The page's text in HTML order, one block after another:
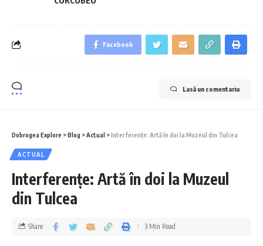
Facebook
Lasă un comentariu
Dobrogea Explore >Blog >Actual >Interferențe: Artă în doi la Muzeul din Tulcea
ACTUAL
Interferențe: Artă în doi la Muzeul
din Tulcea
Share 3 Min Read